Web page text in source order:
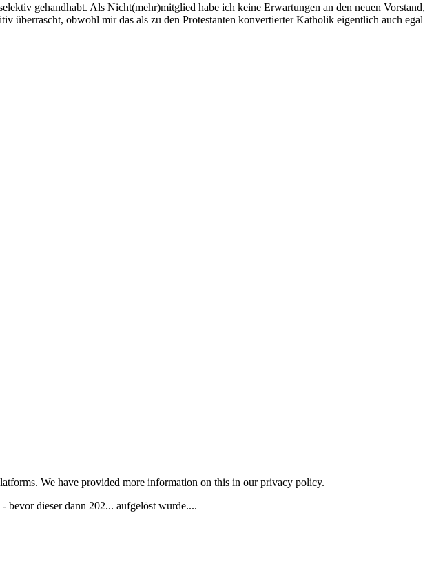
gehandhabt. Als Nicht(mehr)mitglied habe ich keine Erwartungen an den neuen Vorstand,
überrascht, obwohl mir das als zu den Protestanten konvertierter Katholik eigentlich auch egal
We have provided more information on this in our privacy policy.
bevor dieser dann 202... aufgelöst wurde....